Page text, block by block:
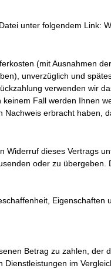
unter folgendem Link:
(mit Ausnahmen
unverzüglich und
verwenden wir
Fall werden Ihnen
erbracht haben,
Widerruf dieses Vertrags
oder zu übergeben.
Eigenschaften
Betrag zu zahlen, der
im